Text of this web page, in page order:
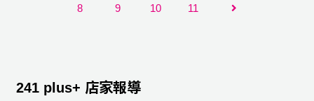
8 9 10 11
241 plus+ 店家報導